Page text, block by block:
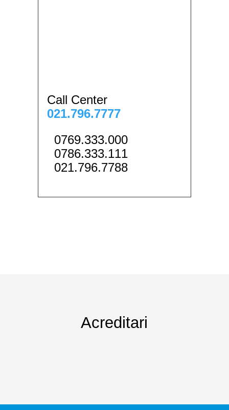
Call Center
021.796.7777
0769.333.000
0786.333.111
021.796.7788
Acreditari